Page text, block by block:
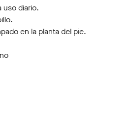
uso diario.
en la planta del pie.